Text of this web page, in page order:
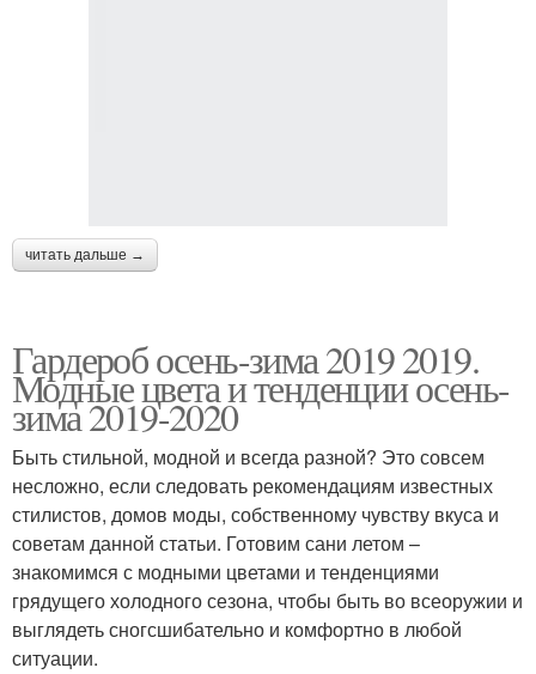
читать дальше →
Гардероб осень-зима 2019 2019.
Модные цвета и тенденции осень-
зима 2019-2020
Быть стильной, модной и всегда разной? Это совсем
несложно, если следовать рекомендациям известных
стилистов, домов моды, собственному чувству вкуса и
советам данной статьи. Готовим сани летом –
знакомимся с модными цветами и тенденциями
грядущего холодного сезона, чтобы быть во всеоружии и
выглядеть сногсшибательно и комфортно в любой
ситуации.